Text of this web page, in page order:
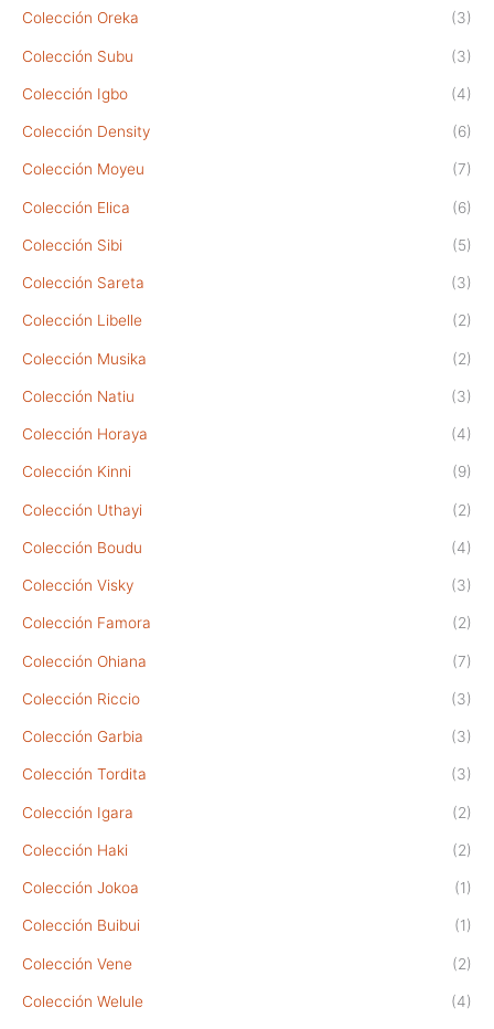
Colección Oreka (3)
Colección Subu (3)
Colección Igbo (4)
Colección Density (6)
Colección Moyeu (7)
Colección Elica (6)
Colección Sibi (5)
Colección Sareta (3)
Colección Libelle (2)
Colección Musika (2)
Colección Natiu (3)
Colección Horaya (4)
Colección Kinni (9)
Colección Uthayi (2)
Colección Boudu (4)
Colección Visky (3)
Colección Famora (2)
Colección Ohiana (7)
Colección Riccio (3)
Colección Garbia (3)
Colección Tordita (3)
Colección Igara (2)
Colección Haki (2)
Colección Jokoa (1)
Colección Buibui (1)
Colección Vene (2)
Colección Welule (4)